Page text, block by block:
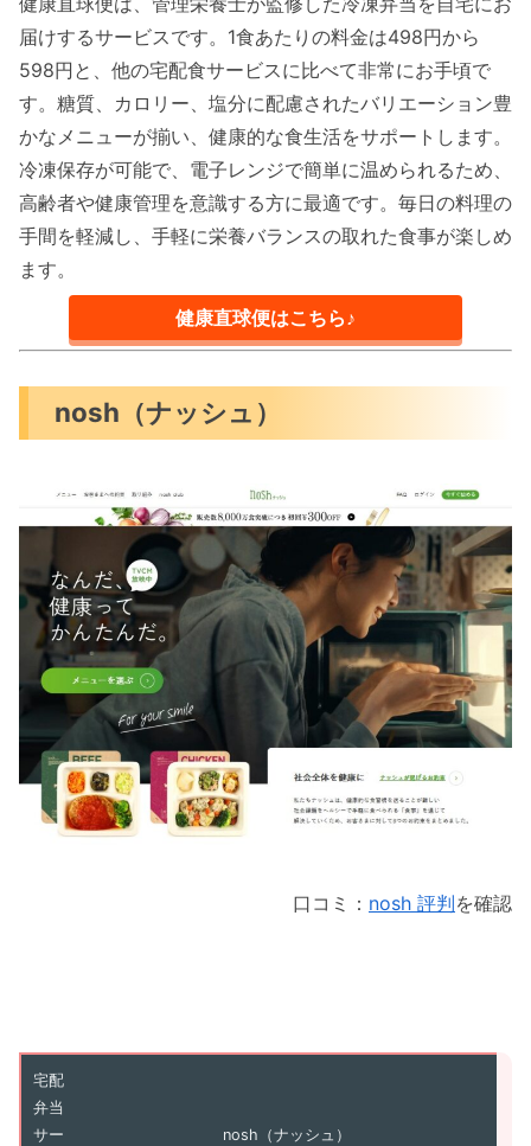
届けするサービスです。1食あたりの料金は498円から
598円と、他の宅配食サービスに比べて非常にお手頃で
す。糖質、カロリー、塩分に配慮されたバリエーション豊
かなメニューが揃い、健康的な食生活をサポートします。
冷凍保存が可能で、電子レンジで簡単に温められるため、
高齢者や健康管理を意識する方に最適です。毎日の料理の
手間を軽減し、手軽に栄養バランスの取れた食事が楽しめ
ます。
健康直球便はこちら♪
nosh（ナッシュ）
口コミ： nosh 評判を確認
宅配
弁当
サー
nosh（ナッシュ）